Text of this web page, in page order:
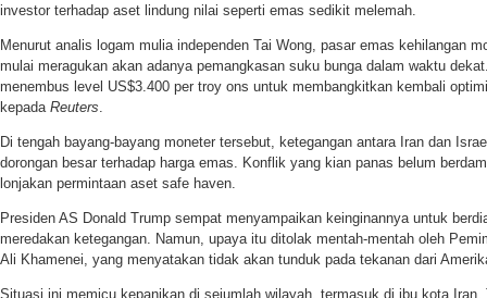
investor terhadap aset lindung nilai seperti emas sedikit melemah.
Menurut analis logam mulia independen Tai Wong, pasar emas kehilangan
mulai meragukan akan adanya pemangkasan suku bunga dalam waktu
menembus level US$3.400 per troy ons untuk membangkitkan kembali
kepada Reuters.
Di tengah bayang-bayang moneter tersebut, ketegangan antara Iran dan
dorongan besar terhadap harga emas. Konflik yang kian panas belum
lonjakan permintaan aset safe haven.
Presiden AS Donald Trump sempat menyampaikan keinginannya untuk
meredakan ketegangan. Namun, upaya itu ditolak mentah-mentah oleh
Ali Khamenei, yang menyatakan tidak akan tunduk pada tekanan dari
Situasi ini memicu kepanikan di sejumlah wilayah, termasuk di ibu kota Iran,